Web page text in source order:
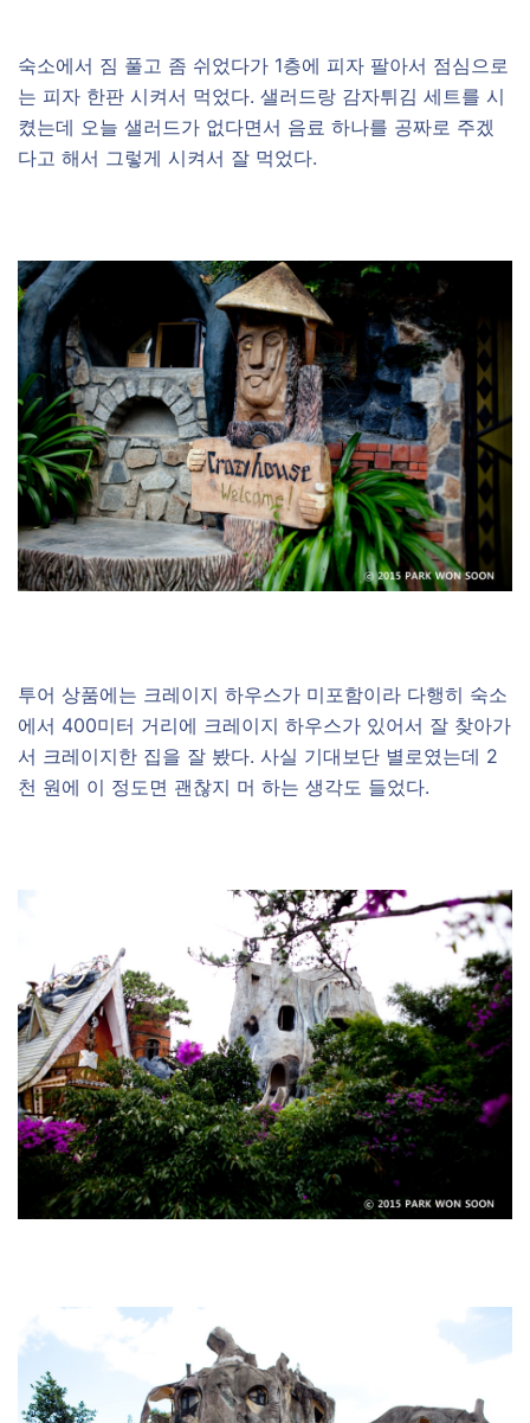
숙소에서 짐 풀고 좀 쉬었다가 1층에 피자 팔아서 점심으로
는 피자 한판 시켜서 먹었다. 샐러드랑 감자튀김 세트를 시
켰는데 오늘 샐러드가 없다면서 음료 하나를 공짜로 주겠
다고 해서 그렇게 시켜서 잘 먹었다.
투어 상품에는 크레이지 하우스가 미포함이라 다행히 숙소
에서 400미터 거리에 크레이지 하우스가 있어서 잘 찾아가
서 크레이지한 집을 잘 봤다. 사실 기대보단 별로였는데 2
천 원에 이 정도면 괜찮지 머 하는 생각도 들었다.